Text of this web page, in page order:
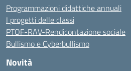
Programmazioni didattiche annuali
I progetti delle classi
PTOF-RAV-Rendicontazione sociale
Bullismo e Cyberbullismo
Novità